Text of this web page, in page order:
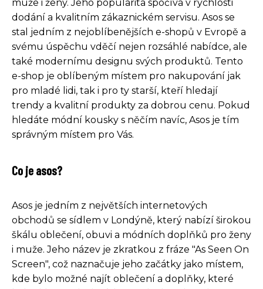
muže i ženy. Jeho popularita spočívá v rychlosti
dodání a kvalitním zákaznickém servisu. Asos se
stal jedním z nejoblíbenějších e-shopů v Evropě a
svému úspěchu vděčí nejen rozsáhlé nabídce, ale
také modernímu designu svých produktů. Tento
e-shop je oblíbeným místem pro nakupování jak
pro mladé lidi, tak i pro ty starší, kteří hledají
trendy a kvalitní produkty za dobrou cenu. Pokud
hledáte módní kousky s něčím navíc, Asos je tím
správným místem pro Vás.
Co je asos?
Asos je jedním z největších internetových
obchodů se sídlem v Londýně, který nabízí širokou
škálu oblečení, obuvi a módních doplňků pro ženy
i muže. Jeho název je zkratkou z fráze "As Seen On
Screen", což naznačuje jeho začátky jako místem,
kde bylo možné najít oblečení a doplňky, které